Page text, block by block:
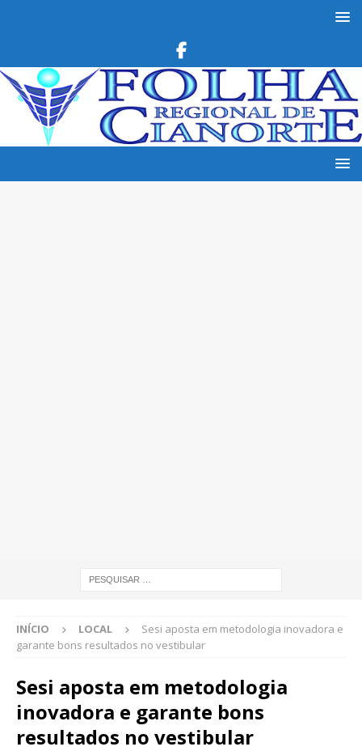
INÍCIO LOCAL
Sesi aposta em metodologia inovadora e
garante bons resultados no vestibular
Sesi aposta em metodologia
inovadora e garante bons
resultados no vestibular